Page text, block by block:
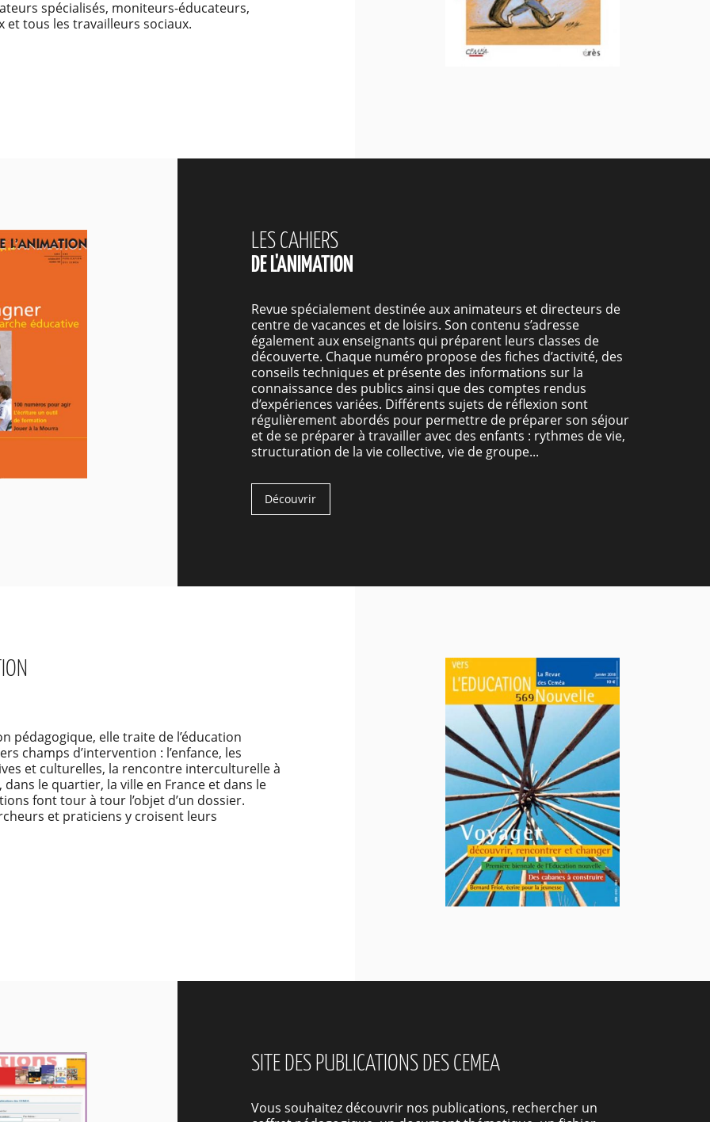
spécialisés, moniteurs-éducateurs,
et tous les travailleurs sociaux.
LES CAHIERS
DE L'ANIMATION
Revue spécialement destinée aux animateurs et directeurs de
centre de vacances et de loisirs. Son contenu s’adresse
également aux enseignants qui préparent leurs classes de
découverte. Chaque numéro propose des fiches d’activité, des
conseils techniques et présente des informations sur la
connaissance des publics ainsi que des comptes rendus
d’expériences variées. Différents sujets de réflexion sont
régulièrement abordés pour permettre de préparer son séjour
et de se préparer à travailler avec des enfants : rythmes de vie,
structuration de la vie collective, vie de groupe...
Découvrir
pédagogique, elle traite de l’éducation
champs d’intervention : l’enfance, les
et culturelles, la rencontre interculturelle à
dans le quartier, la ville en France et dans le
font tour à tour l’objet d’un dossier.
et praticiens y croisent leurs
SITE DES PUBLICATIONS DES CEMEA
Vous souhaitez découvrir nos publications, rechercher un